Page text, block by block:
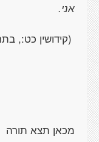
אני.
(קידושין כט:,
מכאן תצא תורה